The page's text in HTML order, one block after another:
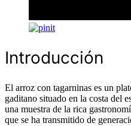
Introducción
El arroz con tagarninas es un
gaditano situado en la costa del
una muestra de la rica
que se ha transmitido de